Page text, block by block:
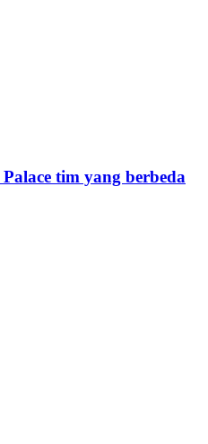
tim yang berbeda